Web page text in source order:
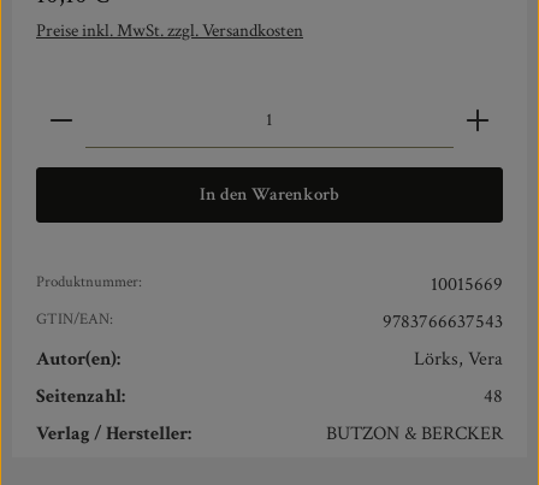
Preise inkl. MwSt. zzgl. Versandkosten
Produkt Anzahl: Gib den gewünschten Wert ein oder
In den Warenkorb
Produktnummer: 10015669
GTIN/EAN:
9783766637543
Autor(en):
Lörks, Vera
Seitenzahl:
48
Verlag / Hersteller:
BUTZON & BERCKER